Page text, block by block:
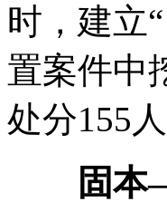
时，建立
置案件中
处分155人
固